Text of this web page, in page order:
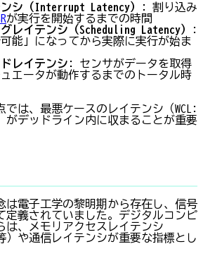
シ（Interrupt Latency）
: 割り込み
が実行を開始するまでの時間
レイテンシ（Scheduling Latency）
:
能」になってから実際に実行が始ま
レイテンシ : センサがデータを取得
エータが動作するまでのトータル時
では、最悪ケースのレイテンシ（WCL:
がデッドライン内に収まることが重要
は電子工学の黎明期から存在し、信号
定義されていました。デジタルコンピ
は、メモリアクセスレイテンシ
等）や通信レイテンシが重要な指標とし